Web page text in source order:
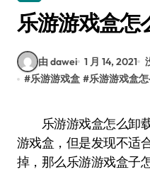
乐游游戏盒怎
由 dawei 1 月 14, 2021
#乐游游戏盒 #乐游游戏盒
乐游游戏盒怎么卸载？很多玩家都下载了乐游
游戏盒，但是发现不适
掉，那么乐游游戏盒子